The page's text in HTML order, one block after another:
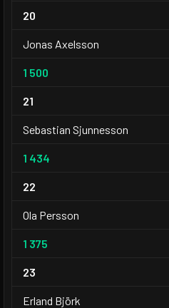
20
Jonas Axelsson
1 500
21
Sebastian Sjunnesson
1 434
22
Ola Persson
1 375
23
Erland Björk